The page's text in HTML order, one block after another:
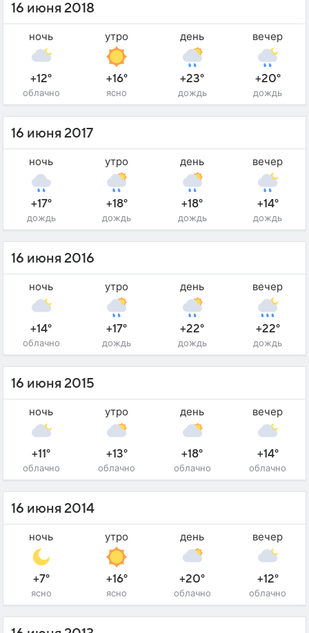
16 июня 2018
ночь
+12°
облачно
утро
+16°
ясно
день
+23°
дождь
вечер
+20°
дождь
16 июня 2017
ночь
+17°
дождь
утро
+18°
дождь
день
+18°
дождь
вечер
+14°
дождь
16 июня 2016
ночь
+14°
облачно
утро
+17°
дождь
день
+22°
дождь
вечер
+22°
дождь
16 июня 2015
ночь
+11°
облачно
утро
+13°
облачно
день
+18°
облачно
вечер
+14°
облачно
16 июня 2014
ночь
+7°
ясно
утро
+16°
ясно
день
+20°
облачно
вечер
+12°
облачно